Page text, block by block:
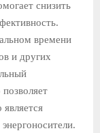
снизить
времени
и других
является